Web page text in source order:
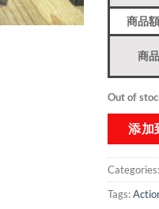
商品
商
Out of
添加
Categories:
Tags: